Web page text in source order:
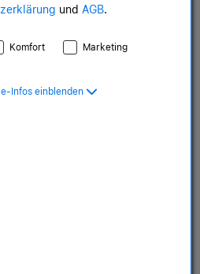
und AGB.
Komfort Marketing
Infos einblenden